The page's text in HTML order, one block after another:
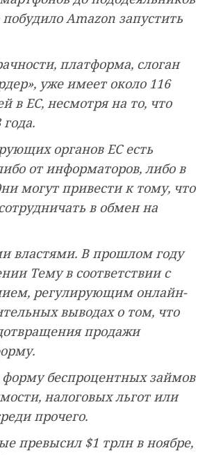
Amazon запустить
платформа, слоган
уже имеет около 116
в ЕС, несмотря на то, что
органов ЕС есть
от информаторов, либо в
могут привести к тому, что
в обмен на
властями. В прошлом году
Тему в соответствии с
регулирующим онлайн-
выводах о том, что
продажи
беспроцентных займов
налоговых льгот или
прочего.
превысил $1 трлн в ноябре,